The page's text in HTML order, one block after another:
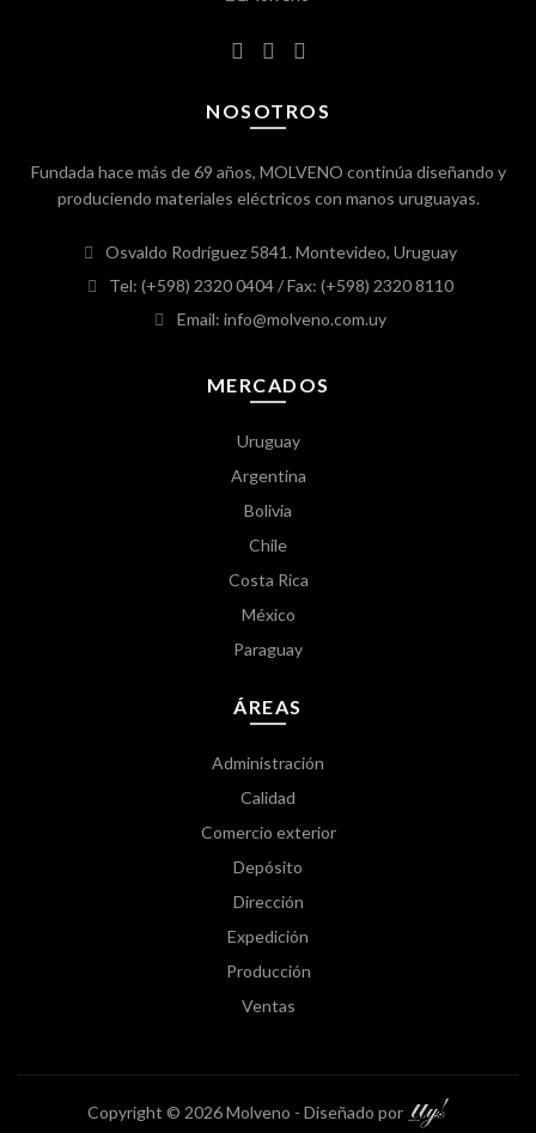
NOSOTROS
Fundada hace más de 69 años, MOLVENO continúa diseñando y
produciendo materiales eléctricos con manos uruguayas.
Osvaldo Rodríguez 5841. Montevideo, Uruguay
Tel: (+598) 2320 0404/ Fax: (+598) 2320 8110
Email: info@molveno.com.uy
MERCADOS
Uruguay
Argentina
Bolivia
Chile
Costa Rica
México
Paraguay
ÁREAS
Administración
Calidad
Comercio exterior
Depósito
Dirección
Expedición
Producción
Ventas
Copyright © 2026 Molveno - Diseñado por